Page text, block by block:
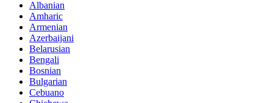
Albanian
Amharic
Armenian
Azerbaijani
Belarusian
Bengali
Bosnian
Bulgarian
Cebuano